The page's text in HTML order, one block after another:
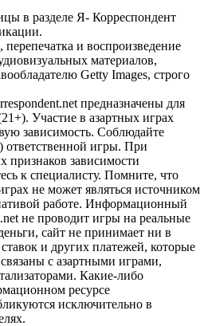
в разделе Я- Корреспондент
и воспроизведение
материалов,
Getty Images, строго
предназначены для
Участие в азартных играх
зависимость. Соблюдайте
игры. При
признаков зависимости
к специалисту. Помните, что
не может являться источником
работе. Информационный
не проводит игры на реальные
сайт не принимает ни в
и других платежей, которые
с азартными играми,
Какие-либо
ресурсе
исключительно в